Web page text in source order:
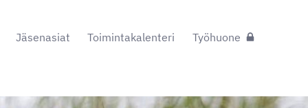
Jäsenasiat Toimintakalenteri Työhuone